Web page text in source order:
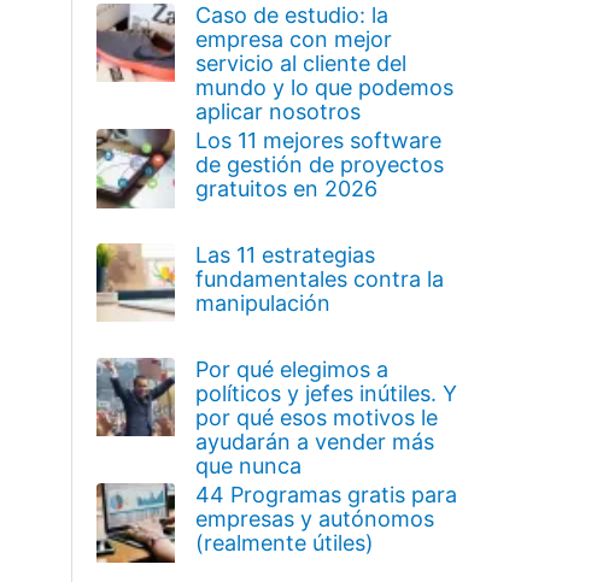
Caso de estudio: la
empresa con mejor
servicio al cliente del
mundo y lo que podemos
aplicar nosotros
Los 11 mejores software
de gestión de proyectos
gratuitos en 2026
Las 11 estrategias
fundamentales contra la
manipulación
Por qué elegimos a
políticos y jefes inútiles. Y
por qué esos motivos le
ayudarán a vender más
que nunca
44 Programas gratis para
empresas y autónomos
(realmente útiles)